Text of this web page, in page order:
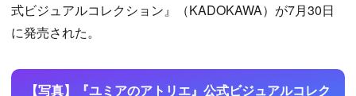
式ビジュアルコレクション』（KADOKAWA）が7月30日
に発売された。
【写真】『ユミアのアトリエ』公式ビジュアルコレク